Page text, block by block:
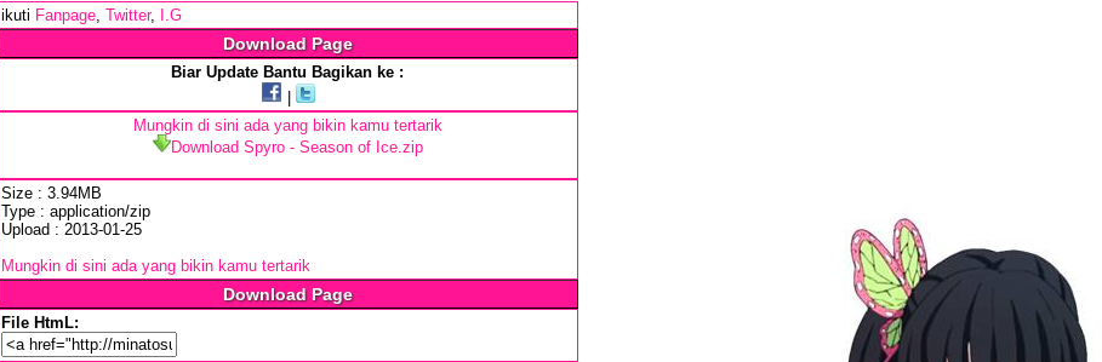
ikuti Fanpage, Twitter, I.G
Download Page
Biar Update Bantu Bagikan ke :
Mungkin di sini ada yang bikin kamu tertarik
Download Spyro - Season of Ice.zip
Size : 3.94MB
Type : application/zip
Upload : 2013-01-25
Mungkin di sini ada yang bikin kamu tertarik
Download Page
File HtmL: